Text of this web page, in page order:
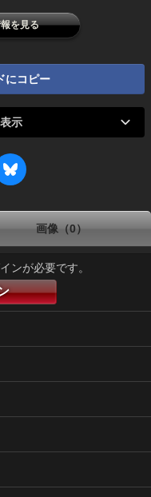
を見る
にコピー
示
画像（0）
ンが必要です。